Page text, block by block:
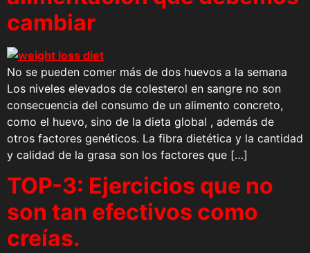
cambiar
No se pueden comer más de dos huevos a la semana
Los niveles elevados de colesterol en sangre no son
consecuencia del consumo de un alimento concreto,
como el huevo, sino de la dieta global , además de
otros factores genéticos. La fibra dietética y la cantidad
y calidad de la grasa son los factores que […]
TOP-3: Ejercicios que no
son tan efectivos como
creías.